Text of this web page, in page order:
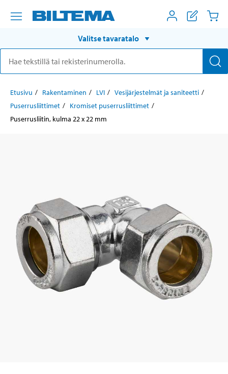
Valitse tavaratalo
Etusivu Rakentaminen LVI
Vesijärjestelmät ja saniteetti
Puserrusliittimet
Kromiset puserrusliittimet
Puserrusliitin, kulma 22 x 22 mm